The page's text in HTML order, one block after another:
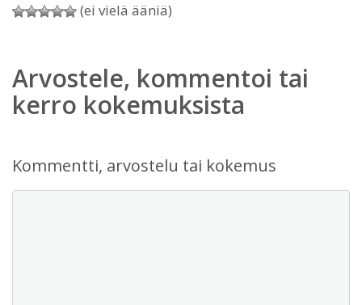
(ei vielä ääniä)
Arvostele, kommentoi tai
kerro kokemuksista
Kommentti, arvostelu tai kokemus